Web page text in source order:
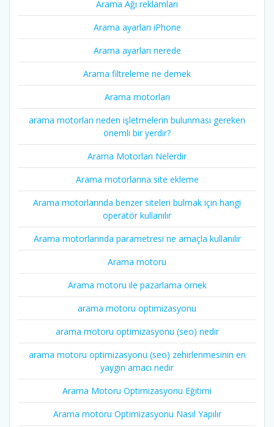
Arama Ağı reklamları
Arama ayarları iPhone
Arama ayarları nerede
Arama filtreleme ne demek
Arama motorları
arama motorları neden işletmelerin bulunması gereken
önemli bir yerdir?
Arama Motorları Nelerdir
Arama motorlarına site ekleme
Arama motorlarında benzer siteleri bulmak için hangi
operatör kullanılır
Arama motorlarında parametresi ne amaçla kullanılır
Arama motoru
Arama motoru ile pazarlama örnek
arama motoru optimizasyonu
arama motoru optimizasyonu (seo) nedir
arama motoru optimizasyonu (seo) zehirlenmesinin en
yaygın amacı nedir
Arama Motoru Optimizasyonu Eğitimi
Arama motoru Optimizasyonu Nasıl Yapılır